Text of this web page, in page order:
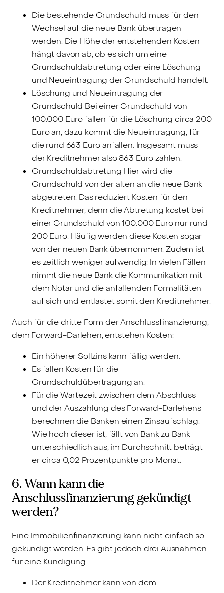
Die bestehende Grundschuld muss für den
Wechsel auf die neue Bank übertragen
werden. Die Höhe der entstehenden Kosten
hängt davon ab, ob es sich um eine
Grundschuldabtretung oder eine Löschung
und Neueintragung der Grundschuld handelt.
Löschung und Neueintragung der
Grundschuld Bei einer Grundschuld von
100.000 Euro fallen für die Löschung circa 200
Euro an, dazu kommt die Neueintragung, für
die rund 663 Euro anfallen. Insgesamt muss
der Kreditnehmer also 863 Euro zahlen.
Grundschuldabtretung Hier wird die
Grundschuld von der alten an die neue Bank
abgetreten. Das reduziert Kosten für den
Kreditnehmer, denn die Abtretung kostet bei
einer Grundschuld von 100.000 Euro nur rund
200 Euro. Häufig werden diese Kosten sogar
von der neuen Bank übernommen. Zudem ist
es zeitlich weniger aufwendig: In vielen Fällen
nimmt die neue Bank die Kommunikation mit
dem Notar und die anfallenden Formalitäten
auf sich und entlastet somit den Kreditnehmer.
Auch für die dritte Form der Anschlussfinanzierung,
dem Forward-Darlehen, entstehen Kosten:
Ein höherer Sollzins kann fällig werden.
Es fallen Kosten für die
Grundschuldübertragung an.
Für die Wartezeit zwischen dem Abschluss
und der Auszahlung des Forward-Darlehens
berechnen die Banken einen Zinsaufschlag.
Wie hoch dieser ist, fällt von Bank zu Bank
unterschiedlich aus, im Durchschnitt beträgt
er circa 0,02 Prozentpunkte pro Monat.
6. Wann kann die
Anschlussfinanzierung gekündigt
werden?
Eine Immobilienfinanzierung kann nicht einfach so
gekündigt werden. Es gibt jedoch drei Ausnahmen
für eine Kündigung:
Der Kreditnehmer kann von dem